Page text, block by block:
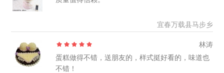
宜春万载县马步乡
林涛
蛋糕做得不错，送朋友的，样式挺好看的，味道也
不错！